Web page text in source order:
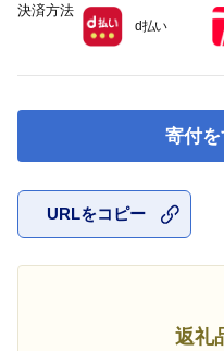
寄付
URLをコピー
返礼
決済方法
d払い